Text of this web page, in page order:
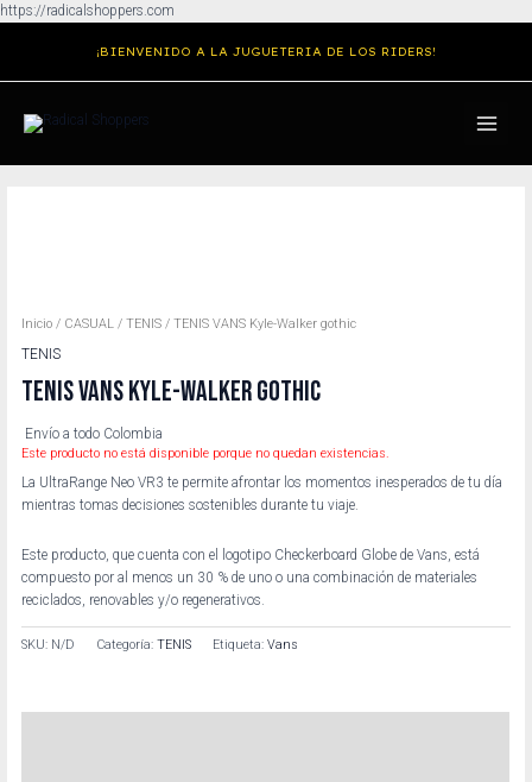
https://radicalshoppers.com
contenido
¡BIENVENIDO A LA JUGUETERIA DE LOS RIDERS!
MENU
Inicio / CASUAL /TENIS / TENIS VANS Kyle-Walker gothic
TENIS
TENIS VANS KYLE-WALKER GOTHIC
Envío a todo Colombia
Este producto no está disponible porque no quedan existencias.
La UltraRange Neo VR3 te permite afrontar los momentos inesperados de tu día
mientras tomas decisiones sostenibles durante tu viaje.
Este producto, que cuenta con el logotipo Checkerboard Globe de Vans, está
compuesto por al menos un 30 % de uno o una combinación de materiales
reciclados, renovables y/o regenerativos.
SKU: N/D Categoría:TENIS Etiqueta:Vans